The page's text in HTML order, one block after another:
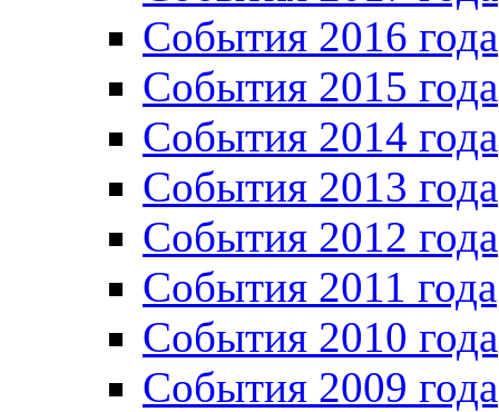
События 2016 года
События 2015 года
События 2014 года
События 2013 года
События 2012 года
События 2011 года
События 2010 года
События 2009 года